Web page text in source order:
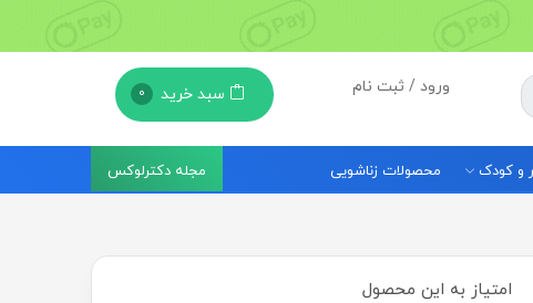
ورود / ثبت نام سبد خرید 0
و کودک محصولات زناشویی مجله دکترلوکس
امتیاز به این محصول